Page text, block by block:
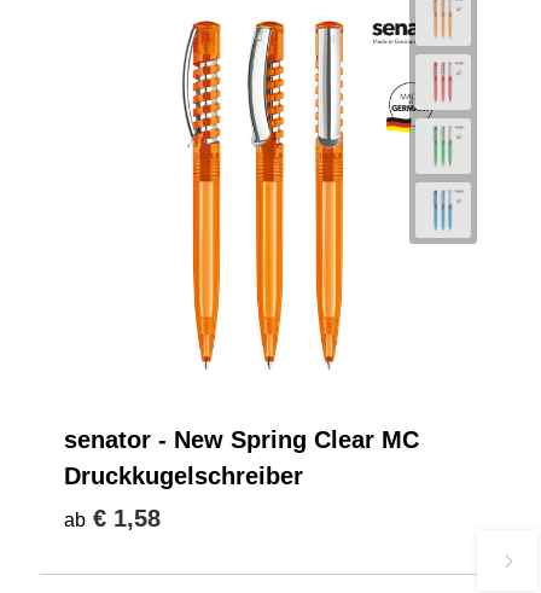
senator - New Spring Clear MC
Druckkugelschreiber
ab € 1,58